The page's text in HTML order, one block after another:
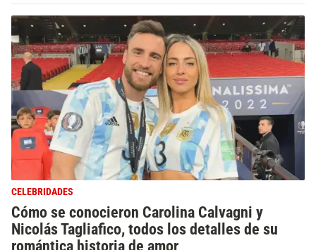
CELEBRIDADES
Cómo se conocieron Carolina Calvagni y
Nicolás Tagliafico, todos los detalles de su
romántica historia de amor